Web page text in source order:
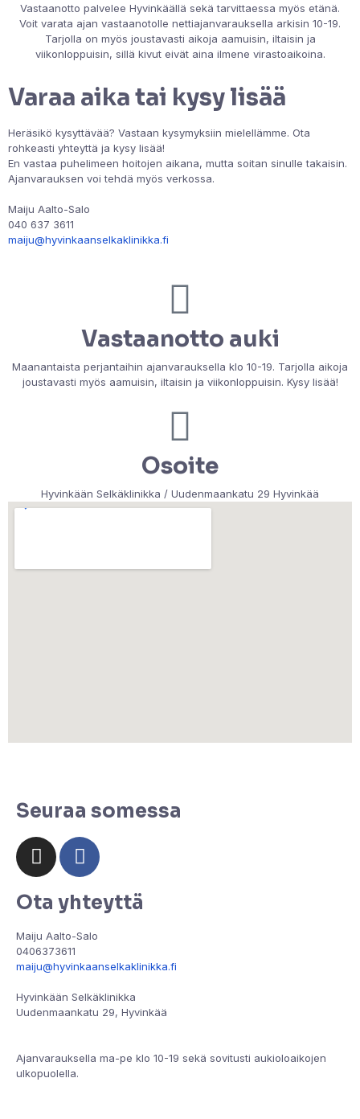
Vastaanotto palvelee Hyvinkäällä sekä tarvittaessa myös etänä.
Voit varata ajan vastaanotolle nettiajanvarauksella arkisin 10-19.
Tarjolla on myös joustavasti aikoja aamuisin, iltaisin ja
viikonloppuisin, sillä kivut eivät aina ilmene virastoaikoina.
Varaa aika tai kysy lisää
Heräsikö kysyttävää? Vastaan kysymyksiin mielellämme. Ota
rohkeasti yhteyttä ja kysy lisää!
En vastaa puhelimeen hoitojen aikana, mutta soitan sinulle takaisin.
Ajanvarauksen voi tehdä myös verkossa.
Maiju Aalto-Salo
040 637 3611
maiju@hyvinkaanselkaklinikka.fi
Vastaanotto auki
Maanantaista perjantaihin ajanvarauksella klo 10-19. Tarjolla aikoja
joustavasti myös aamuisin, iltaisin ja viikonloppuisin. Kysy lisää!
Osoite
Hyvinkään Selkäklinikka / Uudenmaankatu 29 Hyvinkää
Seuraa somessa
Ota yhteyttä
Maiju Aalto-Salo
0406373611
maiju@hyvinkaanselkaklinikka.fi
Hyvinkään Selkäklinikka
Uudenmaankatu 29, Hyvinkää
Ajanvarauksella ma-pe klo 10-19 sekä sovitusti aukioloaikojen
ulkopuolella.